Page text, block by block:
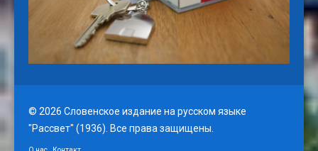
© 2026 Словенское издание на русском языке
"Рассвет" (1936). Все права защищены.